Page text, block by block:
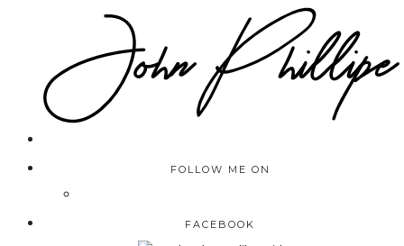
FOLLOW ME ON
FACEBOOK